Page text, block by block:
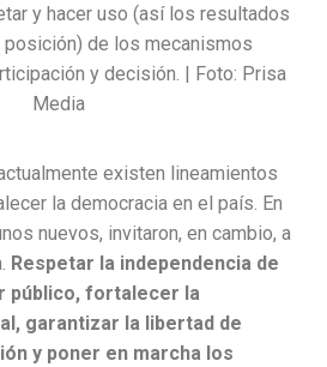
y hacer uso (así los resultados
de los mecanismos
y decisión. | Foto: Prisa
Media
existen lineamientos
la democracia en el país. En
nuevos, invitaron, en cambio, a
Respetar la independencia de
público, fortalecer la
garantizar la libertad de
y poner en marcha los